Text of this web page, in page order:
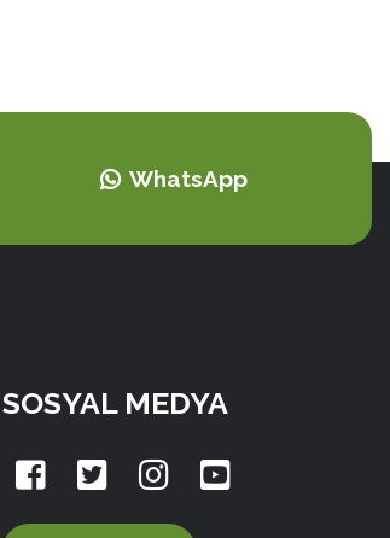
WhatsApp
SOSYAL MEDYA